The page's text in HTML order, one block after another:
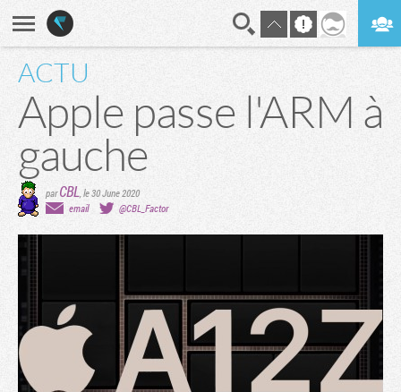
ACTU
Apple passe l'ARM à
gauche
parCBL le 30 June 2020
email
@CBL_Factor